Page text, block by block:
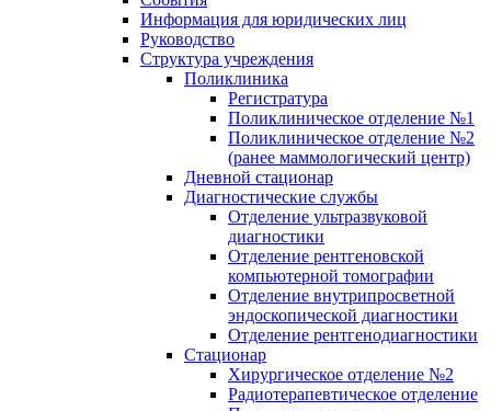
Информация для юридических лиц
Руководство
Структура учреждения
Поликлиника
Регистратура
Поликлиническое отделение №1
Поликлиническое отделение №2
(ранее маммологический центр)
Дневной стационар
Диагностические службы
Отделение ультразвуковой
диагностики
Отделение рентгеновской
компьютерной томографии
Отделение внутрипросветной
эндоскопической диагностики
Отделение рентгенодиагностики
Стационар
Хирургическое отделение №2
Радиотерапевтическое отделение